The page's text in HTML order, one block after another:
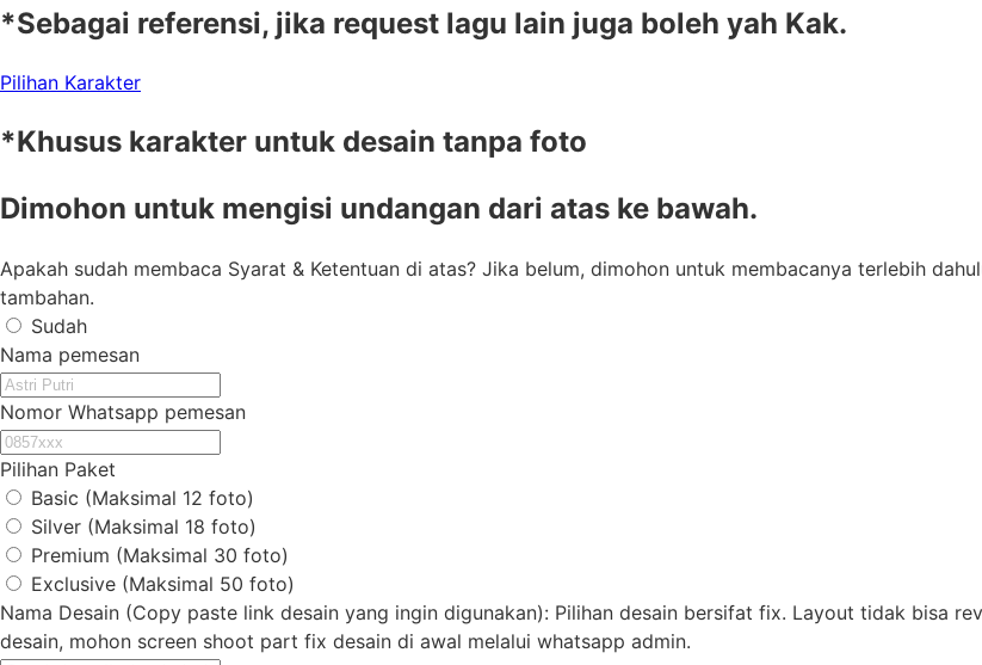
*Sebagai referensi, jika request lagu lain juga boleh yah Kak.
Pilihan Karakter
*Khusus karakter untuk desain tanpa foto
Dimohon untuk mengisi undangan dari atas ke bawah.
Apakah sudah membaca Syarat & Ketentuan di atas? Jika belum, dimohon untuk membacanya terlebih
tambahan.
Sudah
Nama pemesan
Nomor Whatsapp pemesan
Pilihan Paket
Basic (Maksimal 12 foto)
Silver (Maksimal 18 foto)
Premium (Maksimal 30 foto)
Exclusive (Maksimal 50 foto)
Nama Desain (Copy paste link desain yang ingin digunakan): Pilihan desain bersifat fix. Layout tidak bisa
desain, mohon screen shoot part fix desain di awal melalui whatsapp admin.